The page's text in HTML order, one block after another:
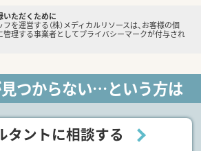
いただくために
を運営する（株）メディカルリソースは、お客様の個
管理する事業者としてプライバシーマークが付与され
つからない…という方は
タントに相談する